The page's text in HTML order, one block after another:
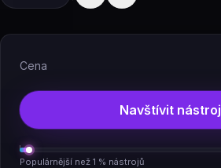
Cena
Navštívit nástroj
Populárnější než 1 % nástrojů